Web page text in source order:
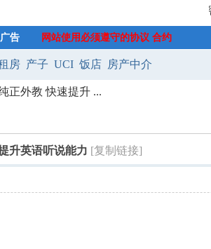
告 网站使用必须遵守的协议 合约
房 产子 UCI 饭店 房产中介
正外教 快速提升 ...
升英语听说能力 [复制链接]